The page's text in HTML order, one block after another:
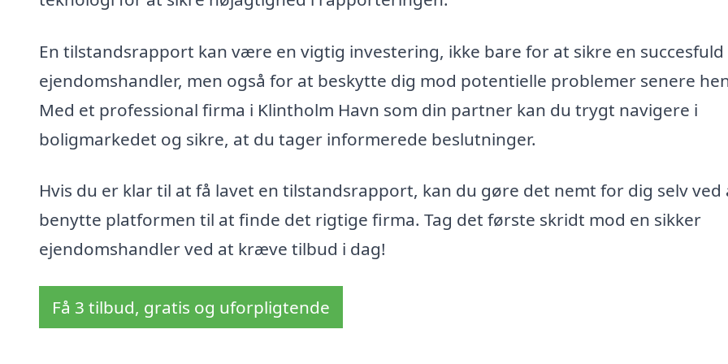
En tilstandsrapport kan være en vigtig investering, ikke bare for at sikre en succesfuld
ejendomshandler, men også for at beskytte dig mod potentielle problemer senere
Med et professional firma i Klintholm Havn som din partner kan du trygt navigere i
boligmarkedet og sikre, at du tager informerede beslutninger.
Hvis du er klar til at få lavet en tilstandsrapport, kan du gøre det nemt for dig selv ved
benytte platformen til at finde det rigtige firma. Tag det første skridt mod en sikker
ejendomshandler ved at kræve tilbud i dag!
Få 3 tilbud, gratis og uforpligtende